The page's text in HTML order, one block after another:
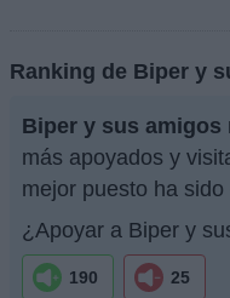
Ranking de Biper y
Biper y sus amigos
más apoyados y
mejor puesto ha sido
¿Apoyar a Biper y
190 25